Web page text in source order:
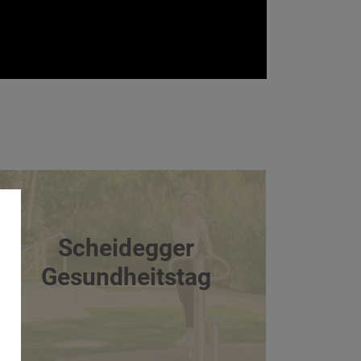
Scheidegger
Gesundheitstag